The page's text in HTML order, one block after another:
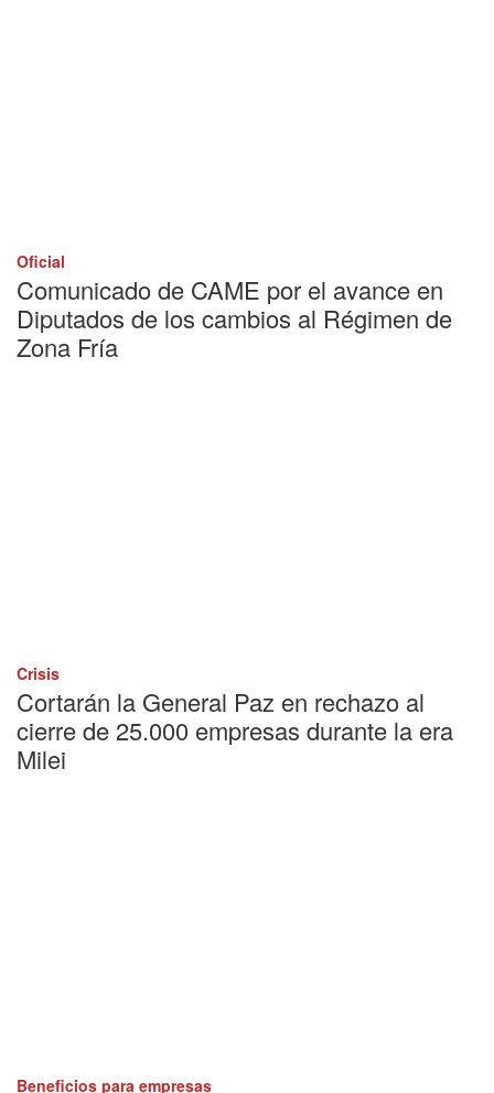
Oficial
Comunicado de CAME por el avance en
Diputados de los cambios al Régimen de
Zona Fría
Crisis
Cortarán la General Paz en rechazo al
cierre de 25.000 empresas durante la era
Milei
Beneficios para empresas